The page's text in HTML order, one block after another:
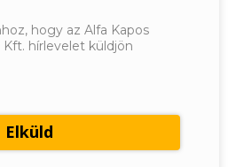
hogy az Alfa Kapos
hírlevelet küldjön